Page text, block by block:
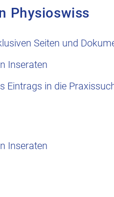
Physioswiss
Seiten und
Inseraten
Eintrags in die
Inseraten